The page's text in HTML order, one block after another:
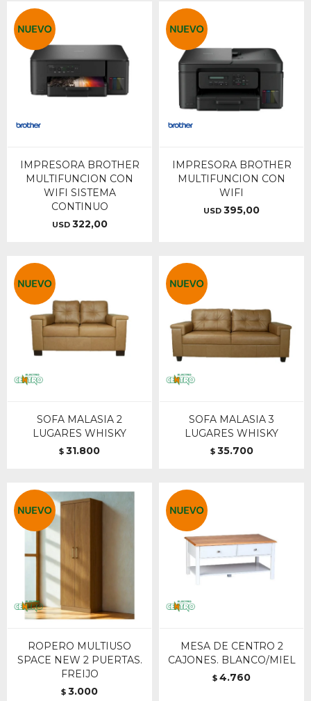
IMPRESORA BROTHER
MULTIFUNCION CON
WIFI SISTEMA
CONTINUO
USD 322,00
IMPRESORA BROTHER
MULTIFUNCION CON
WIFI
USD 395,00
SOFA MALASIA 2
LUGARES WHISKY
$ 31.800
SOFA MALASIA 3
LUGARES WHISKY
$ 35.700
ROPERO MULTIUSO
SPACE NEW 2 PUERTAS.
FREIJO
$ 3.000
MESA DE CENTRO 2
CAJONES. BLANCO/MIEL
$ 4.760